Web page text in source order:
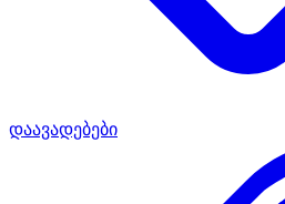
დაავადებები